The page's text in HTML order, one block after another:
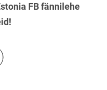
FB fännilehe